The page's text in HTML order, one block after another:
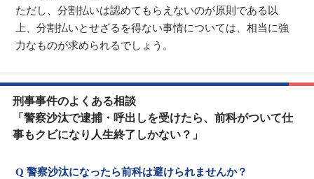
ただし、分割払いは認めてもらえないのが原則である以
上、分割払いとせざるを得ない事情については、相当に強
力なものが求められるでしょう。
刑事事件のよくある相談
「警察沙汰で逮捕・呼出しを受けたら、前科がついて仕
事もクビになり人生終了しかない？」
Q 警察沙汰になったら前科は避けられませんか？